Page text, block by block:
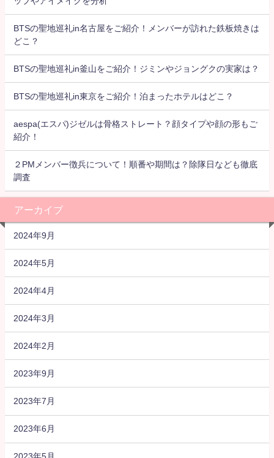
BTSの聖地巡礼in名古屋をご紹介！メンバーが訪れた鉄板焼きは
どこ？
BTSの聖地巡礼in釜山をご紹介！ジミンやジョングクの実家は？
BTSの聖地巡礼in東京をご紹介！泊まったホテルはどこ？
aespa(エスパ)ジゼルは骨格ストレート？顔タイプや顔の形もご
紹介！
２PMメンバー徴兵について！順番や期間は？除隊日なども徹底
調査
アーカイブ
2024年9月
2024年5月
2024年4月
2024年3月
2024年2月
2023年9月
2023年7月
2023年6月
2023年5月